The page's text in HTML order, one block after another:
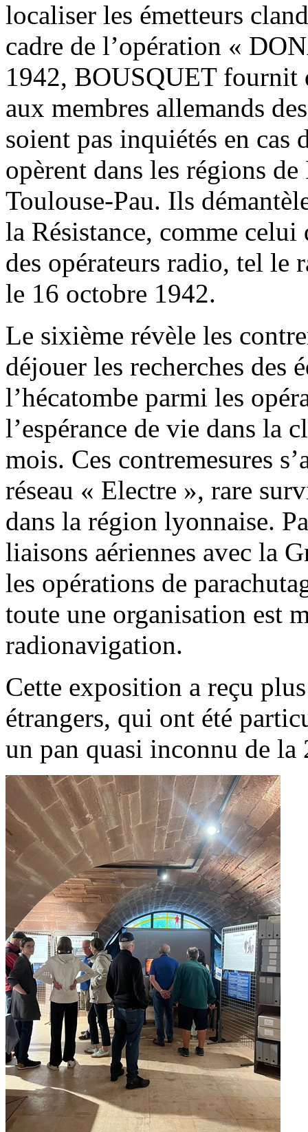
localiser les émetteurs
cadre de l’opération «
1942, BOUSQUET fournit
aux membres allemands
soient pas inquiétés en cas
opèrent dans les régions
Toulouse-Pau. Ils
la Résistance, comme
des opérateurs radio, tel le
le 16 octobre 1942.
Le sixième révèle les
déjouer les recherches des
l’hécatombe parmi les
l’espérance de vie dans la
mois. Ces contremesures
réseau « Electre », rare
dans la région lyonnaise.
liaisons aériennes avec la
les opérations de
toute une organisation est
radionavigation.
Cette exposition a reçu
étrangers, qui ont été
un pan quasi inconnu de la